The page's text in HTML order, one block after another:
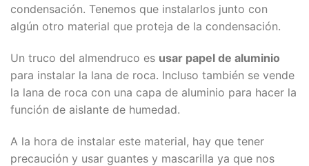
condensación. Tenemos que instalarlos junto con
algún otro material que proteja de la condensación.
Un truco del almendruco es usar papel de aluminio
para instalar la lana de roca. Incluso también se vende
la lana de roca con una capa de aluminio para hacer la
función de aislante de humedad.
A la hora de instalar este material, hay que tener
precaución y usar guantes y mascarilla ya que nos